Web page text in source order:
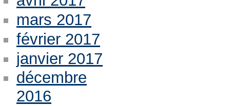
mars 2017
février 2017
janvier 2017
décembre
2016